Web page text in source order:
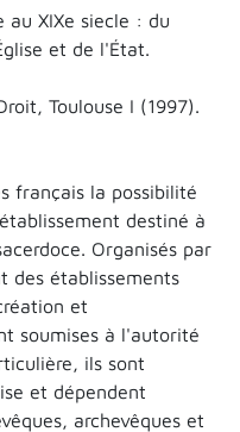
au XIXe siecle : du
et de l'État.
Toulouse I (1997).
français la possibilité
destiné à
Organisés par
des établissements
et
soumises à l'autorité
ils sont
et dépendent
archevêques et